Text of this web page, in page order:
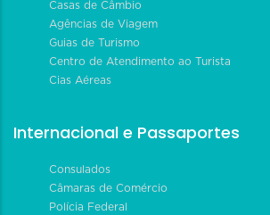
Casas de Câmbio
Agências de Viagem
Guias de Turismo
Centro de Atendimento ao Turista
Cias Aéreas
Internacional e Passaportes
Consulados
Câmaras de Comércio
Polícia Federal